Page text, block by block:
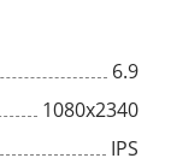
6.9
1080x2340
IPS